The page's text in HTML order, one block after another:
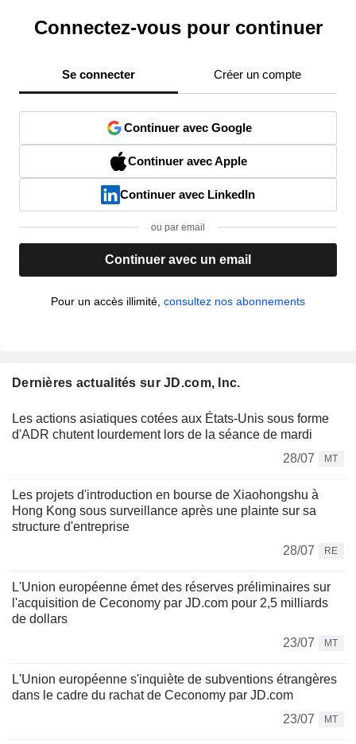
Connectez-vous pour continuer
Se connecter Créer un compte
Continuer avec Google
Continuer avec Apple
Continuer avec LinkedIn
ou par email
Continuer avec un email
Pour un accès illimité, consultez nos abonnements
Dernières actualités sur JD.com, Inc.
Les actions asiatiques cotées aux États-Unis sous forme
d'ADR chutent lourdement lors de la séance de mardi
28/07
MT
Les projets d'introduction en bourse de Xiaohongshu à
Hong Kong sous surveillance après une plainte sur sa
structure d'entreprise
28/07
RE
L'Union européenne émet des réserves préliminaires sur
l'acquisition de Ceconomy par JD.com pour 2,5 milliards
de dollars
23/07
MT
L'Union européenne s'inquiète de subventions étrangères
dans le cadre du rachat de Ceconomy par JD.com
23/07
MT